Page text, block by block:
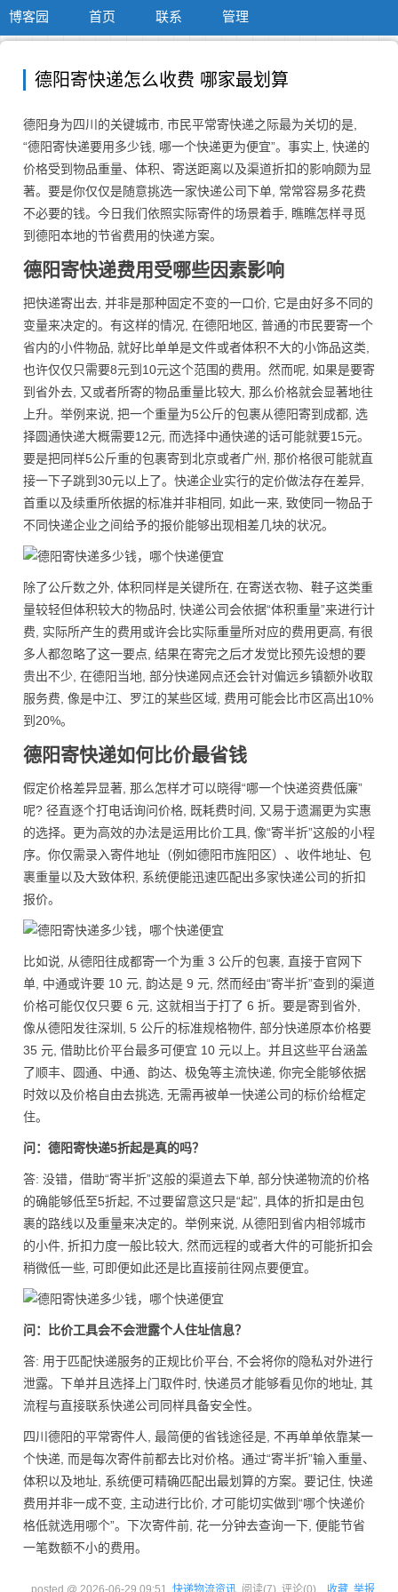
博客园 首页 联系 管理
德阳寄快递怎么收费 哪家最划算
德阳身为四川的关键城市, 市民平常寄快递之际最为关切的是,
“德阳寄快递要用多少钱, 哪一个快递更为便宜”。事实上, 快递的
价格受到物品重量、体积、寄送距离以及渠道折扣的影响颇为显
著。要是你仅仅是随意挑选一家快递公司下单, 常常容易多花费
不必要的钱。今日我们依照实际寄件的场景着手, 瞧瞧怎样寻觅
到德阳本地的节省费用的快递方案。
德阳寄快递费用受哪些因素影响
把快递寄出去, 并非是那种固定不变的一口价, 它是由好多不同的
变量来决定的。有这样的情况, 在德阳地区, 普通的市民要寄一个
省内的小件物品, 就好比单单是文件或者体积不大的小饰品这类,
也许仅仅只需要8元到10元这个范围的费用。然而呢, 如果是要寄
到省外去, 又或者所寄的物品重量比较大, 那么价格就会显著地往
上升。举例来说, 把一个重量为5公斤的包裹从德阳寄到成都, 选
择圆通快递大概需要12元, 而选择中通快递的话可能就要15元。
要是把同样5公斤重的包裹寄到北京或者广州, 那价格很可能就直
接一下子跳到30元以上了。快递企业实行的定价做法存在差异,
首重以及续重所依据的标准并非相同, 如此一来, 致使同一物品于
不同快递企业之间给予的报价能够出现相差几块的状况。
除了公斤数之外, 体积同样是关键所在, 在寄送衣物、鞋子这类重
量较轻但体积较大的物品时, 快递公司会依据“体积重量”来进行计
费, 实际所产生的费用或许会比实际重量所对应的费用更高, 有很
多人都忽略了这一要点, 结果在寄完之后才发觉比预先设想的要
贵出不少, 在德阳当地, 部分快递网点还会针对偏远乡镇额外收取
服务费, 像是中江、罗江的某些区域, 费用可能会比市区高出10%
到20%。
德阳寄快递如何比价最省钱
假定价格差异显著, 那么怎样才可以晓得“哪一个快递资费低廉”
呢? 径直逐个打电话询问价格, 既耗费时间, 又易于遗漏更为实惠
的选择。更为高效的办法是运用比价工具, 像“寄半折”这般的小程
序。你仅需录入寄件地址（例如德阳市旌阳区）、收件地址、包
裹重量以及大致体积, 系统便能迅速匹配出多家快递公司的折扣
报价。
比如说, 从德阳往成都寄一个为重 3 公斤的包裹, 直接于官网下
单, 中通或许要 10 元, 韵达是 9 元, 然而经由“寄半折”查到的渠道
价格可能仅仅只要 6 元, 这就相当于打了 6 折。要是寄到省外,
像从德阳发往深圳, 5 公斤的标准规格物件, 部分快递原本价格要
35 元, 借助比价平台最多可便宜 10 元以上。并且这些平台涵盖
了顺丰、圆通、中通、韵达、极兔等主流快递, 你完全能够依据
时效以及价格自由去挑选, 无需再被单一快递公司的标价给框定
住。
问：德阳寄快递5折起是真的吗？
答: 没错，借助“寄半折”这般的渠道去下单, 部分快递物流的价格
的确能够低至5折起, 不过要留意这只是“起”, 具体的折扣是由包
裹的路线以及重量来决定的。举例来说, 从德阳到省内相邻城市
的小件, 折扣力度一般比较大, 然而远程的或者大件的可能折扣会
稍微低一些, 可即便如此还是比直接前往网点要便宜。
问：比价工具会不会泄露个人住址信息？
答: 用于匹配快递服务的正规比价平台, 不会将你的隐私对外进行
泄露。下单并且选择上门取件时, 快递员才能够看见你的地址, 其
流程与直接联系快递公司同样具备安全性。
四川德阳的平常寄件人, 最简便的省钱途径是, 不再单单依靠某一
个快递, 而是每次寄件前都去比对价格。通过“寄半折”输入重量、
体积以及地址, 系统便可精确匹配出最划算的方案。要记住, 快递
费用并非一成不变, 主动进行比价, 才可能切实做到“哪个快递价
格低就选用哪个”。下次寄件前, 花一分钟去查询一下, 便能节省
一笔数额不小的费用。
posted @ 2026-06-29 09:51 快递物流资讯 阅读(7) 评论(0) 收藏 举报